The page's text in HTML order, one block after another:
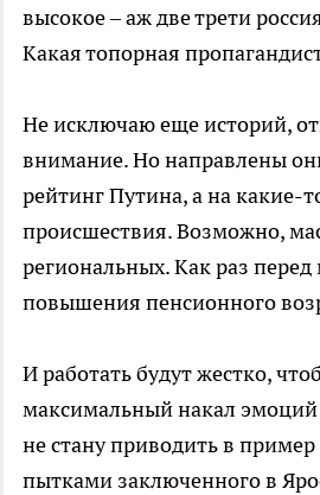
высокое – аж две трети
Какая топорная
Не исключаю еще историй,
внимание. Но направлены
рейтинг Путина, а на какие-
происшествия. Возможно,
региональных. Как раз
повышения пенсионного
И работать будут жестко,
максимальный накал
не стану приводить в
пытками заключенного в